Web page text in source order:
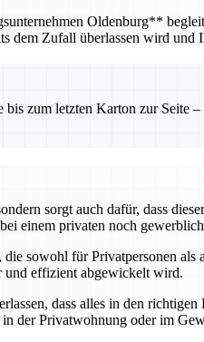
Oldenburg**
dem Zufall überlassen wird
zum letzten Karton zur Seite
sorgt auch dafür, dass
einem privaten noch
sowohl für Privatpersonen als
und effizient abgewickelt wird.
dass alles in den
der Privatwohnung oder im